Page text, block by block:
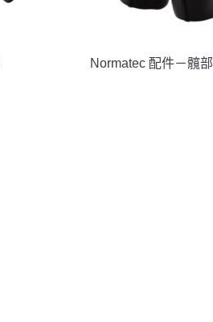
Normatec 配件－髖部